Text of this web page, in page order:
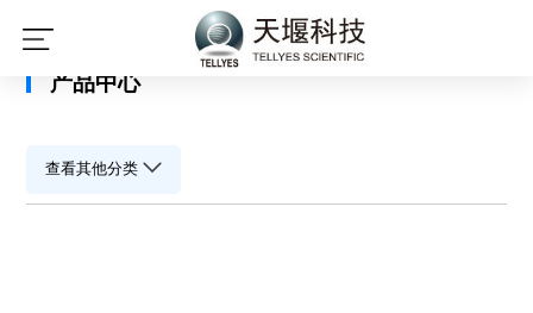
产品中心
查看其他分类